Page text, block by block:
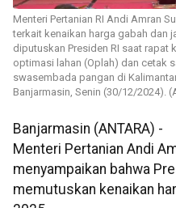
Menteri Pertanian RI Andi Amran
terkait kenaikan harga gabah dan
diputuskan Presiden RI saat rapat
optimasi lahan (Oplah) dan cetak
swasembada pangan di
Banjarmasin, Senin (30/12/2024).
Banjarmasin (ANTARA) -
Menteri Pertanian Andi
menyampaikan bahwa
memutuskan kenaikan